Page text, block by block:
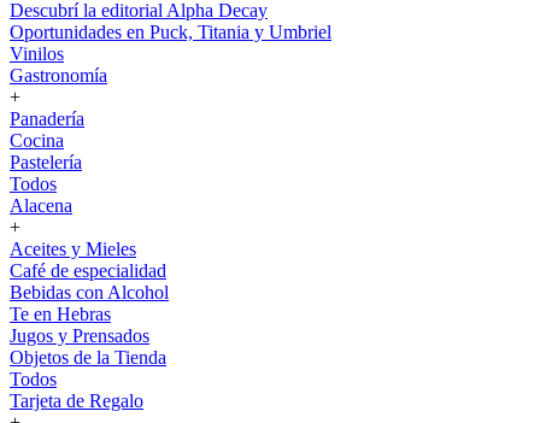
Descubrí la editorial Alpha Decay
Oportunidades en Puck, Titania y Umbriel
Vinilos
Gastronomía
+
Panadería
Cocina
Pastelería
Todos
Alacena
+
Aceites y Mieles
Café de especialidad
Bebidas con Alcohol
Te en Hebras
Jugos y Prensados
Objetos de la Tienda
Todos
Tarjeta de Regalo